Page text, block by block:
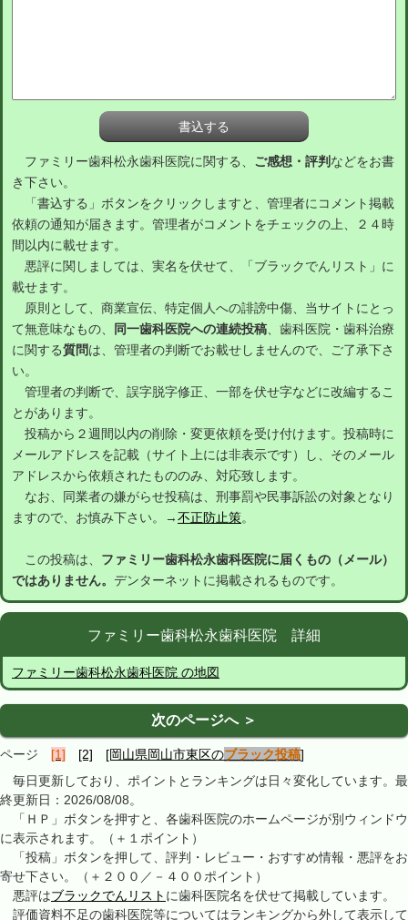
ファミリー歯科松永歯科医院に関する、 ご感想・評判 などをお書
き下さい。
「書込する」ボタンをクリックしますと、管理者にコメント掲載
依頼の通知が届きます。管理者がコメントをチェックの上、２４時
間以内に載せます。
悪評に関しましては、実名を伏せて、「ブラックでんリスト」に
載せます。
原則として、商業宣伝、特定個人への誹謗中傷、当サイトにとっ
て無意味なもの、
同一歯科医院への連続投稿、歯科医院・歯科治療
に関する質問は、管理者の判断でお載せしませんので、ご了承下さ
い。
管理者の判断で、誤字脱字修正、一部を伏せ字などに改編するこ
とがあります。
投稿から２週間以内の削除・変更依頼を受け付けます。投稿時に
メールアドレスを記載（サイト上には非表示です）し、そのメール
アドレスから依頼されたもののみ、対応致します。
なお、同業者の嫌がらせ投稿は、刑事罰や民事訴訟の対象となり
ますので、お慎み下さい。→不正防止策。
この投稿は、 ファミリー歯科松永歯科医院に届くもの（メール）
ではありません。 デンターネットに掲載されるものです。
ファミリー歯科松永歯科医院 詳細
ファミリー歯科松永歯科医院 の地図
次のページへ ＞
ページ [1] [2] [岡山県岡山市東区のブラック投稿]
毎日更新しており、ポイントとランキングは日々変化しています。最
終更新日：2026/08/08。
「ＨＰ」ボタンを押すと、各歯科医院のホームページが別ウィンドウ
に表示されます。（＋１ポイント）
「投稿」ボタンを押して、評判・レビュー・おすすめ情報・悪評をお
寄せ下さい。（＋２００／－４００ポイント）
悪評はブラックでんリスト に歯科医院名を伏せて掲載しています。
評価資料不足の歯科医院等についてはランキングから外して表示して